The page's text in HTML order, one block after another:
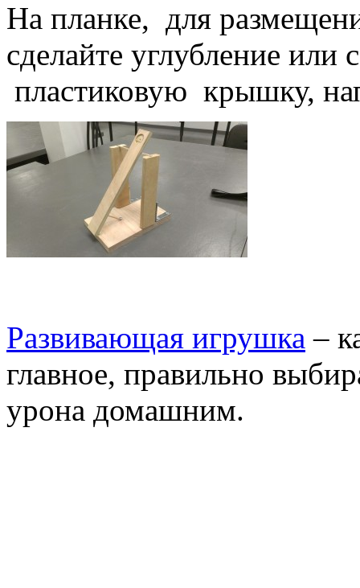
На планке, для
сделайте углубление
пластиковую крышку,
Развивающая игрушка –
главное, правильно
урона домашним.